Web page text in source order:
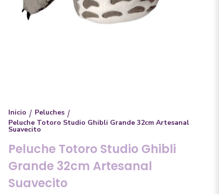
Inicio / Peluches /
Peluche Totoro Studio Ghibli Grande 32cm Artesanal
Suavecito
Peluche Totoro Studio Ghibli
Grande 32cm Artesanal
Suavecito